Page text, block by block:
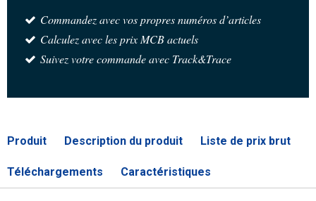
Commandez avec vos propres numéros d’articles
Calculez avec les prix MCB actuels
Suivez votre commande avec Track&Trace
Produit Description du produit Liste de prix brut
Téléchargements Caractéristiques